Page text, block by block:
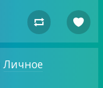
 
Личное